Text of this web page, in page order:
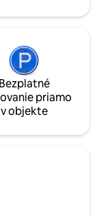
Bezplatné
priamo
v objekte